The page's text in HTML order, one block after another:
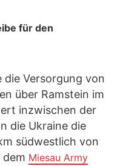
für den
die Versorgung von
über Ramstein im
inzwischen der
die Ukraine die
südwestlich von
Miesau Army